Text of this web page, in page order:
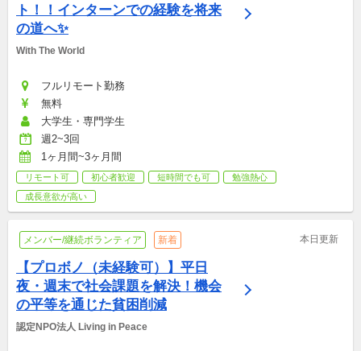
ト！！インターンでの経験を将来
の道へ✨
With The World
フルリモート勤務
無料
大学生・専門学生
週2~3回
1ヶ月間~3ヶ月間
リモート可 初心者歓迎 短時間でも可
勉強熱心
成長意欲が高い
メンバー/継続ボランティア 新着 本日更新
【プロボノ（未経験可）】平日
夜・週末で社会課題を解決！機会
の平等を通じた貧困削減
認定NPO法人 Living in Peace